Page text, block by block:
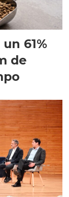
61%
de